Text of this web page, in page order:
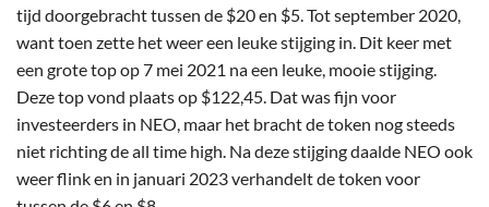
tijd doorgebracht tussen de $20 en $5. Tot september 2020,
want toen zette het weer een leuke stijging in. Dit keer met
een grote top op 7 mei 2021 na een leuke, mooie stijging.
Deze top vond plaats op $122,45. Dat was fijn voor
investeerders in NEO, maar het bracht de token nog steeds
niet richting de all time high. Na deze stijging daalde NEO ook
weer flink en in januari 2023 verhandelt de token voor